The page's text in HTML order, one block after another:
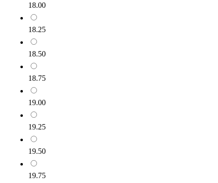
18.00
18.25
18.50
18.75
19.00
19.25
19.50
19.75